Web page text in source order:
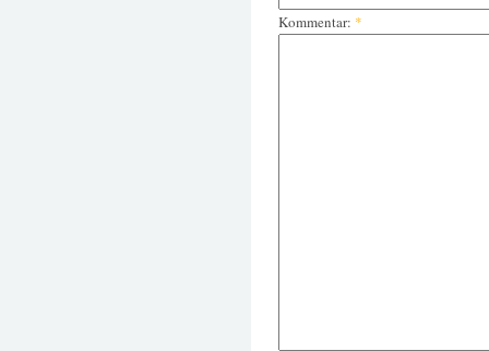
Kommentar: *